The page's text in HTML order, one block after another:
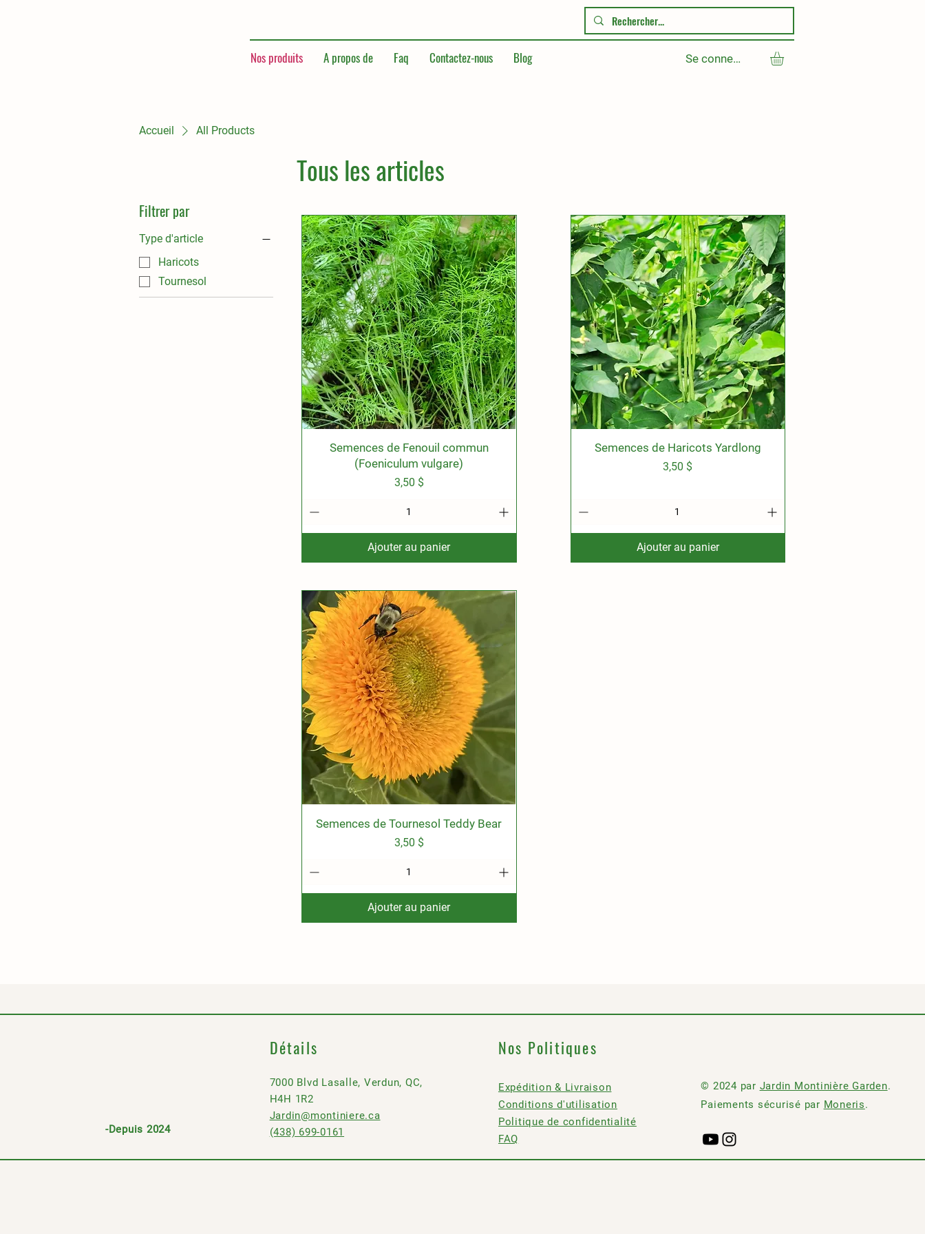
Garden
Montiniere
Nos produits A propos de Faq Contactez-nous Blog Se connecter
Accueil All Products
Tous les articles
Filtrer par
Type d'article
Haricots
Tournesol
Aperçu rapide
Semences de Fenouil commun
(Foeniculum vulgare)
Prix
3,50 $
Ajouter au panier
Aperçu rapide
Semences de Haricots Yardlong
Prix
3,50 $
Ajouter au panier
Aperçu rapide
Semences de Tournesol Teddy Bear
Prix
3,50 $
Ajouter au panier
Jardin
-Depuis 2024
Détails
7000 Blvd Lasalle, Verdun, QC,
H4H 1R2
Jardin@montiniere.ca
(438) 699-0161
Nos Politiques
Expédition & Livraison
Conditions d'utilisation
Politique de confidentialité
FAQ
© 2024 par Jardin Montinière Garden.
Paiements sécurisé par Moneris.